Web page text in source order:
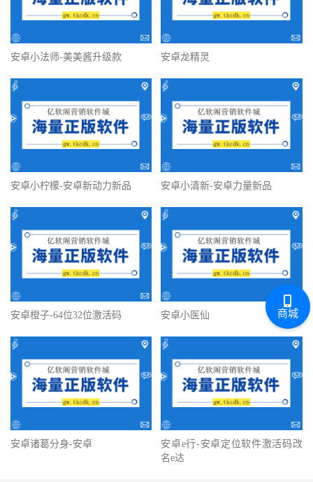
安卓小法师-美美酱升级款 安卓龙精灵
安卓小柠檬-安卓新动力新品 安卓小清新-安卓力量新品
安卓橙子-64位32位激活码 安卓小医仙
安卓诸葛分身-安卓
安卓e行-安卓定位软件激活码改
名e达
商城